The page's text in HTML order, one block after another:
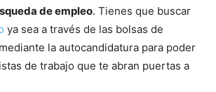
Mundo
de empleo. Tienes que buscar
ya sea a través de las bolsas de
la autocandidatura para poder
de trabajo que te abran puertas a